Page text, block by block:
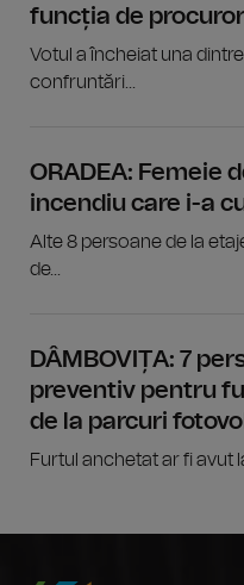
funcția de
Votul a încheiat una
confruntări...
ORADEA: Femeie
incendiu care i-a
Alte 8 persoane de la
de...
DÂMBOVIȚA: 7
preventiv pentru
de la parcuri
Furtul anchetat ar fi avut